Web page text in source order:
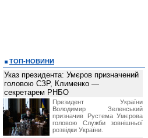
ТОП-НОВИНИ
Указ президента: Умєров призначений
головою СЗР, Клименко —
секретарем РНБО
Президент України
Володимир Зеленський
призначив Pустема Умєрова
головою Служби зовнішньої
розвідки України.